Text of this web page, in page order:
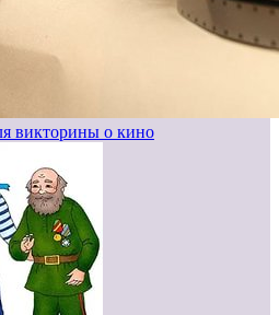
викторины о кино